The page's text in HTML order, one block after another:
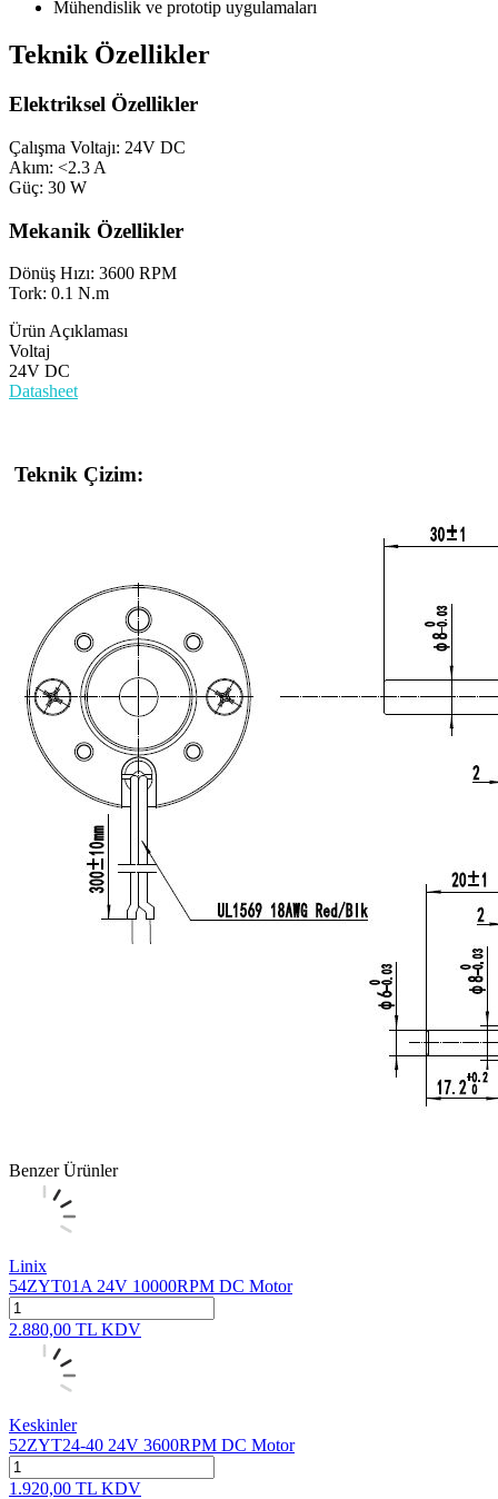
Mühendislik ve prototip uygulamaları
Teknik Özellikler
Elektriksel Özellikler
Çalışma Voltajı: 24V DC
Akım: <2.3 A
Güç: 30 W
Mekanik Özellikler
Dönüş Hızı: 3600 RPM
Tork: 0.1 N.m
Ürün Açıklaması
Voltaj
24V DC
Datasheet
Teknik Çizim:
Benzer Ürünler
Linix
54ZYT01A 24V 10000RPM DC Motor
2.880,00 TL KDV
Keskinler
52ZYT24-40 24V 3600RPM DC Motor
1.920,00 TL KDV